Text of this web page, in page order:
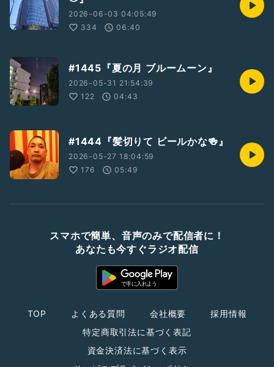
2026-06-03 04:05:49
334
06:40
#1445『夏の月 ブルームーン』
2026-05-31 21:54:39
122
04:43
#1444『髪切りて ビールかな🍻』
2026-05-27 18:04:59
176
05:49
スマホで簡単、音声のみで配信者に！
あなたも今すぐラジオ配信
TOP よくある質問 会社概要
採用情報
特定商取引法に基づく表記
資金決済法に基づく表示